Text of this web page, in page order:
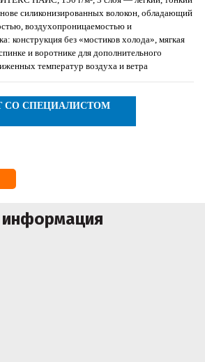
силиконизированных волокон, обладающий
воздухопроницаемостью и
конструкция без «мостиков холода», мягкая
и воротнике для дополнительного
температур воздуха и ветра
СО СПЕЦИАЛИСТОМ
информация